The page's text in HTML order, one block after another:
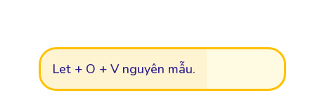
Let + O + V nguyên mẫu.